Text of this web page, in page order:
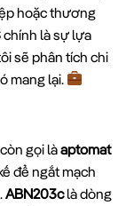
hoặc thương
chính là sự lựa
sẽ phân tích chi
mang lại.
gọi làaptomat
để ngắt mạch
ABN203clà dòng